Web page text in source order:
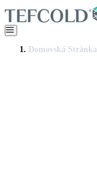
Domovská Stránka